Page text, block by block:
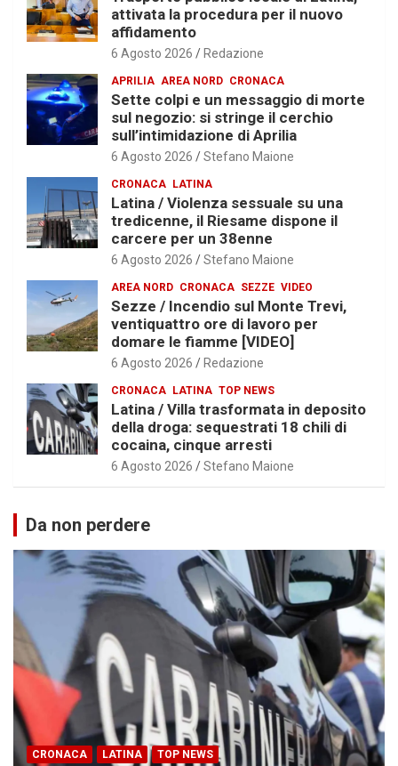
attivata la procedura per il nuovo
affidamento
6 Agosto 2026 Redazione
APRILIA AREA NORD CRONACA
Sette colpi e un messaggio di morte
sul negozio: si stringe il cerchio
sull’intimidazione di Aprilia
6 Agosto 2026 Stefano Maione
CRONACA LATINA
Latina / Violenza sessuale su una
tredicenne, il Riesame dispone il
carcere per un 38enne
6 Agosto 2026 Stefano Maione
AREA NORD CRONACA SEZZE VIDEO
Sezze / Incendio sul Monte Trevi,
ventiquattro ore di lavoro per
domare le fiamme [VIDEO]
6 Agosto 2026 Redazione
CRONACA LATINA TOP NEWS
Latina / Villa trasformata in deposito
della droga: sequestrati 18 chili di
cocaina, cinque arresti
6 Agosto 2026 Stefano Maione
Da non perdere
CRONACA LATINA TOP NEWS